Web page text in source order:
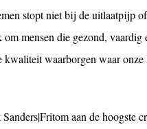
stopt niet bij de uitlaatpijp
mensen die gezond,
waarborgen waar onze
aan de hoogste